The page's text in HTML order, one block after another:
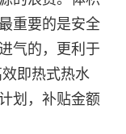
重要的是安全
气的，更利于
即热式热水
划，补贴金额